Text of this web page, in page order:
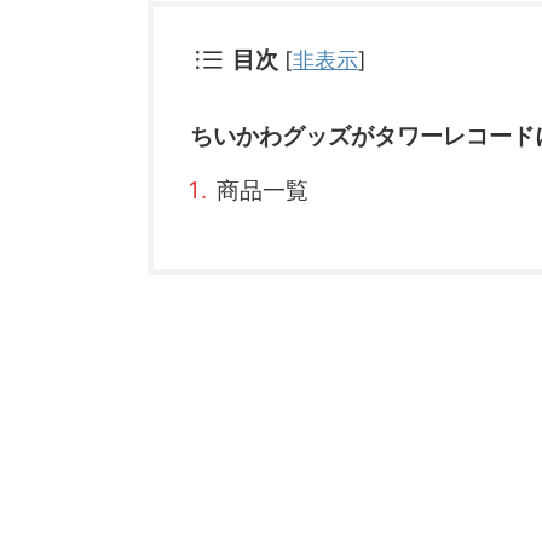
目次 [非表示]
ちいかわグッズがタワーレコード
商品一覧